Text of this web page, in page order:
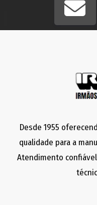
Desde 1955
qualidade para a
Atendimento